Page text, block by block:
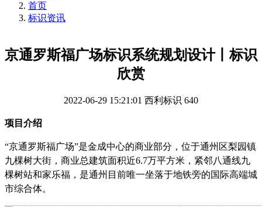
首页
标识资讯
京通罗斯福广场标识系统规划设计丨标识
欣赏
2022-06-29 15:21:01 西利标识 640
项目介绍
“京通罗斯福广场”是金成中心的商业部分，位于通州 区梨园镇
九棵树大街，商业总建筑面积近6.7万平方米，紧邻八通线九
棵树站和家乐福，是通州目前唯一坐落于地铁旁的国际高端城
市综合体。